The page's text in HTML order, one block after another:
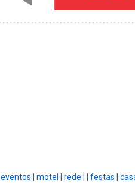
eventos | motel | rede | festas |